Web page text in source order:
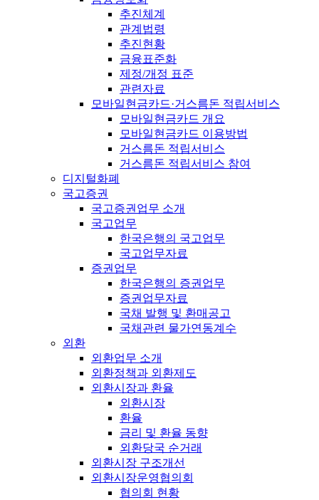
추진체계
관계법령
추진현황
금융표준화
제정/개정 표준
관련자료
모바일현금카드·거스름돈 적립서비스
모바일현금카드 개요
모바일현금카드 이용방법
거스름돈 적립서비스
거스름돈 적립서비스 참여
디지털화폐
국고증권
국고증권업무 소개
국고업무
한국은행의 국고업무
국고업무자료
증권업무
한국은행의 증권업무
증권업무자료
국채 발행 및 환매공고
국채관련 물가연동계수
외환
외환업무 소개
외환정책과 외환제도
외환시장과 환율
외환시장
환율
금리 및 환율 동향
외환당국 순거래
외환시장 구조개선
외환시장운영협의회
협의회 현황